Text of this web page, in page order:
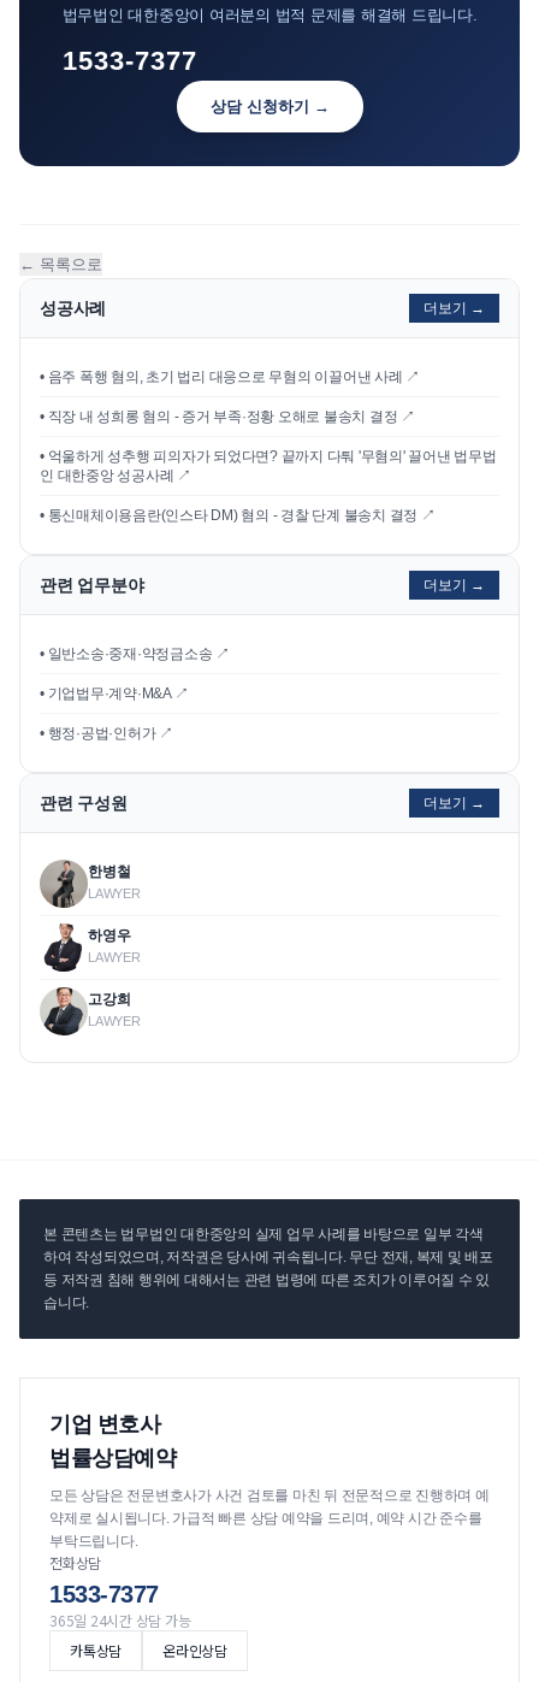
법무법인 대한중앙이 여러분의 법적 문제를 해결해 드립니다.
1533-7377
상담 신청하기 →
← 목록으로
성공사례 더보기 →
• 음주 폭행 혐의, 초기 법리 대응으로 무혐의 이끌어낸 사례 ↗
• 직장 내 성희롱 혐의 - 증거 부족·정황 오해로 불송치 결정 ↗
• 억울하게 성추행 피의자가 되었다면? 끝까지 다퉈 '무혐의' 끌어낸 법무법
인 대한중앙 성공사례 ↗
• 통신매체이용음란(인스타 DM) 혐의 - 경찰 단계 불송치 결정 ↗
관련 업무분야 더보기 →
• 일반소송·중재·약정금소송 ↗
• 기업법무·계약·M&A ↗
• 행정·공법·인허가 ↗
관련 구성원 더보기 →
한병철
LAWYER
하영우
LAWYER
고강희
LAWYER
본 콘텐츠는 법무법인 대한중앙의 실제 업무 사례를 바탕으로 일부 각색
하여 작성되었으며, 저작권은 당사에 귀속됩니다. 무단 전재, 복제 및 배포
등 저작권 침해 행위에 대해서는 관련 법령에 따른 조치가 이루어질 수 있
습니다.
기업 변호사
법률상담예약
모든 상담은 전문변호사가 사건 검토를 마친 뒤 전문적으로 진행하며 예
약제로 실시됩니다. 가급적 빠른 상담 예약을 드리며, 예약 시간 준수를
부탁드립니다.
전화상담
1533-7377
365일 24시간 상담 가능
카톡상담
온라인상담